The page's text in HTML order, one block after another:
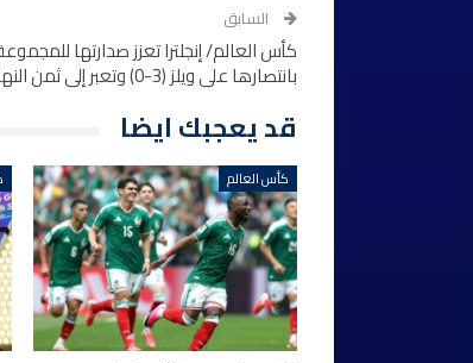
السابق
كأس العالم/ إنجلترا تعزز صدارتها للمجموعة
بانتصارها على ويلز (3-0) وتعبر إلى ثمن النهائي
قد يعجبك ايضا
كأس العالم